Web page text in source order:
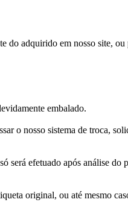
adquirido em nosso site, ou
embalado.
o nosso sistema de troca,
será efetuado após análise
original, ou até mesmo